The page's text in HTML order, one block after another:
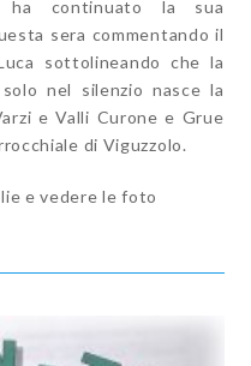
ha continuato la sua
sera commentando il
sottolineando che la
nel silenzio nasce la
e Valli Curone e Grue
di Viguzzolo.
e vedere le foto